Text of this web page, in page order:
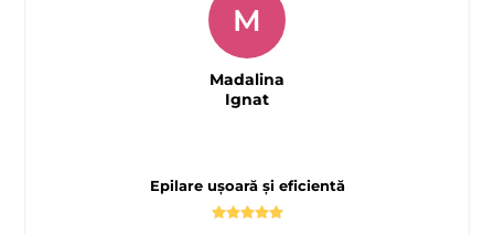
Epilare ușoară și eficientă
M
Madalina
Ignat